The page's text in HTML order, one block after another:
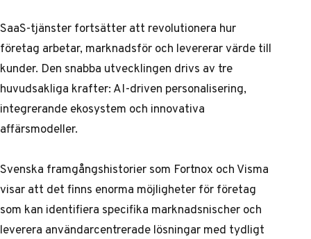
SaaS-tjänster fortsätter att revolutionera hur
företag arbetar, marknadsför och levererar värde till
kunder. Den snabba utvecklingen drivs av tre
huvudsakliga krafter: AI-driven personalisering,
integrerande ekosystem och innovativa
affärsmodeller.
Svenska framgångshistorier som Fortnox och Visma
visar att det finns enorma möjligheter för företag
som kan identifiera specifika marknadsnischer och
leverera användarcentrerade lösningar med tydligt